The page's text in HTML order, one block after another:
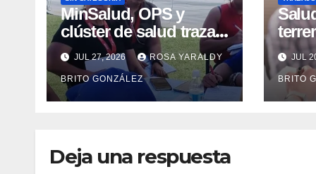
MinSalud, OPS y
clúster de salud trazan
mapa de atenciones
integrales para reforzar
la contingencia
JUL 27, 2026 ROSA YARALDY
BRITO GONZÁLEZ
JUL
BRITO
Deja una respuesta